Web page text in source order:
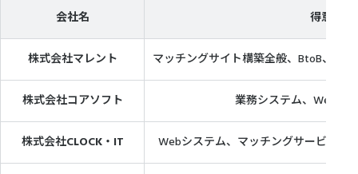
会社名 得意分野
株式会社マレント マッチングサイト構築全般、BtoB、人
株式会社コアソフト 業務システム、Webシ
株式会社CLOCK・IT Webシステム、マッチングサービス、